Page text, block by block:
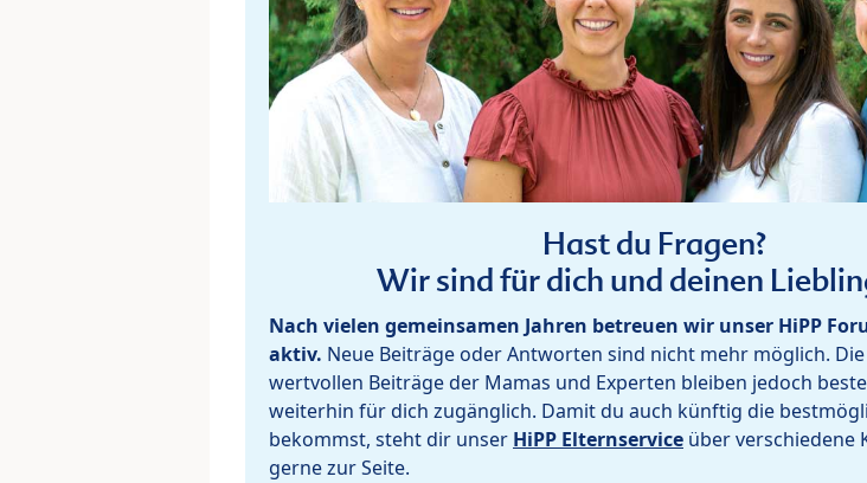
Hast du Fragen?
Wir sind für dich und deinen
Nach vielen gemeinsamen Jahren betreuen wir unser HiPP
aktiv. Neue Beiträge oder Antworten sind nicht mehr möglich.
wertvollen Beiträge der Mamas und Experten bleiben jedoch
weiterhin für dich zugänglich. Damit du auch künftig die
bekommst, steht dir unser HiPP Elternservice über verschiedene
gerne zur Seite.